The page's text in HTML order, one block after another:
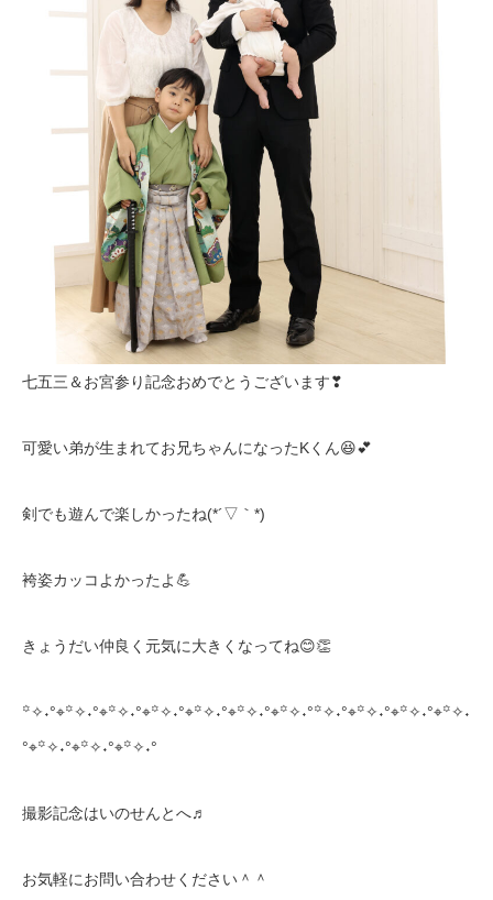
七五三＆お宮参り記念おめでとうございます❣
可愛い弟が生まれてお兄ちゃんになったKくん😆💕
剣でも遊んで楽しかったね(*´▽｀*)
袴姿カッコよかったよ💪
きょうだい仲良く元気に大きくなってね😊👏
꙳✧˖°⌖꙳✧˖°⌖꙳✧˖°⌖꙳✧˖°⌖꙳✧˖°⌖꙳✧˖°⌖꙳✧˖°꙳✧˖°⌖꙳✧˖°⌖꙳✧˖°⌖꙳✧˖
°⌖꙳✧˖°⌖꙳✧˖°⌖꙳✧˖°
撮影記念はいのせんとへ♬
お気軽にお問い合わせください＾＾